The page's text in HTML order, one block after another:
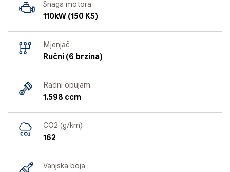
Snaga motora
110kW (150 KS)
Mjenjač
Ručni (6 brzina)
Radni obujam
1.598 ccm
CO2 (g/km)
162
Vanjska boja